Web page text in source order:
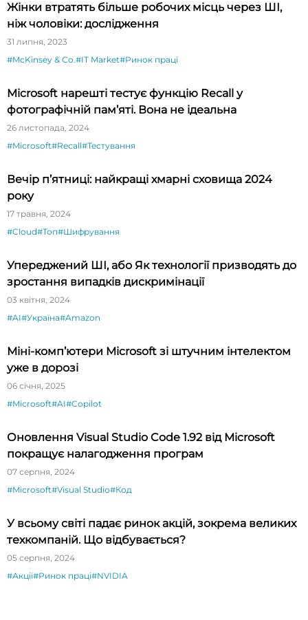
Жінки втратять більше робочих місць через ШІ,
ніж чоловіки: дослідження
31 липня, 2023
#McKinsey & Co.#IT Market#Ринок праці
Microsoft нарешті тестує функцію Recall у
фотографічній пам’яті. Вона не ідеальна
26 листопада, 2024
#Microsoft#Recall#Тестування
Вечір п’ятниці: найкращі хмарні сховища 2024
року
17 травня, 2024
#Cloud#Топ#Шифрування
Упереджений ШІ, або Як технології призводять до
зростання випадків дискримінації
03 квітня, 2024
#AI#Україна#Amazon
Міні-комп’ютери Microsoft зі штучним інтелектом
уже в дорозі
06 січня, 2025
#Microsoft#AI#Copilot
Оновлення Visual Studio Code 1.92 від Microsoft
покращує налагодження програм
07 серпня, 2024
#Microsoft#Visual Studio#Код
У всьому світі падає ринок акцій, зокрема великих
техкомпаній. Що відбувається?
05 серпня, 2024
#Акції#Ринок праці#NVIDIA